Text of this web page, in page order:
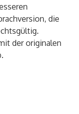
die
der originalen